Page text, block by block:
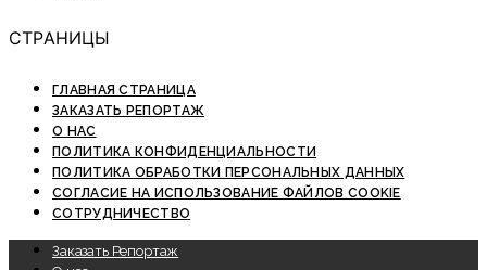
СТРАНИЦЫ
ГЛАВНАЯ СТРАНИЦА
ЗАКАЗАТЬ РЕПОРТАЖ
О НАС
ПОЛИТИКА КОНФИДЕНЦИАЛЬНОСТИ
ПОЛИТИКА ОБРАБОТКИ ПЕРСОНАЛЬНЫХ ДАННЫХ
СОГЛАСИЕ НА ИСПОЛЬЗОВАНИЕ ФАЙЛОВ COOKIE
СОТРУДНИЧЕСТВО
Заказать Репортаж